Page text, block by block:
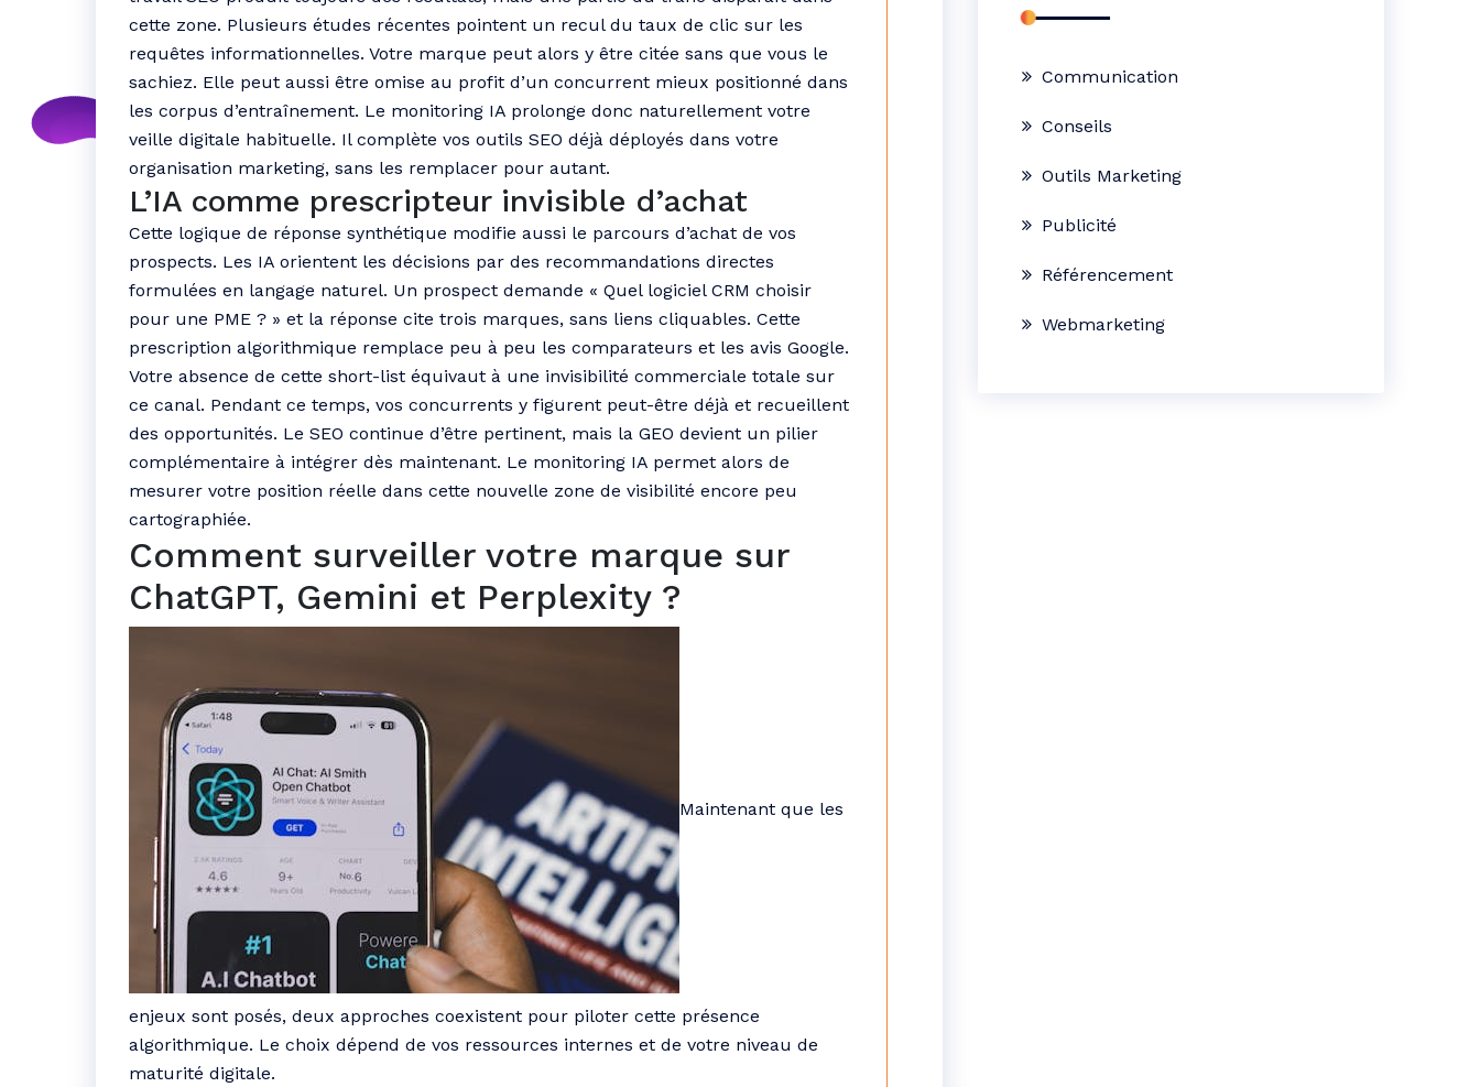
cette zone. Plusieurs études récentes pointent un recul du taux de clic sur les
requêtes informationnelles. Votre marque peut alors y être citée sans que vous le
sachiez. Elle peut aussi être omise au profit d’un concurrent mieux positionné dans
les corpus d’entraînement. Le monitoring IA prolonge donc naturellement votre
veille digitale habituelle. Il complète vos outils SEO déjà déployés dans votre
organisation marketing, sans les remplacer pour autant.
L’IA comme prescripteur invisible d’achat
Cette logique de réponse synthétique modifie aussi le parcours d’achat de vos
prospects. Les IA orientent les décisions par des recommandations directes
formulées en langage naturel. Un prospect demande « Quel logiciel CRM choisir
pour une PME ? » et la réponse cite trois marques, sans liens cliquables. Cette
prescription algorithmique remplace peu à peu les comparateurs et les avis Google.
Votre absence de cette short-list équivaut à une invisibilité commerciale totale sur
ce canal. Pendant ce temps, vos concurrents y figurent peut-être déjà et recueillent
des opportunités. Le SEO continue d’être pertinent, mais la GEO devient un pilier
complémentaire à intégrer dès maintenant. Le monitoring IA permet alors de
mesurer votre position réelle dans cette nouvelle zone de visibilité encore peu
cartographiée.
Comment surveiller votre marque sur
ChatGPT, Gemini et Perplexity ?
Maintenant que les
enjeux sont posés, deux approches coexistent pour piloter cette présence
algorithmique. Le choix dépend de vos ressources internes et de votre niveau de
maturité digitale.
Communication
Conseils
Outils Marketing
Publicité
Référencement
Webmarketing